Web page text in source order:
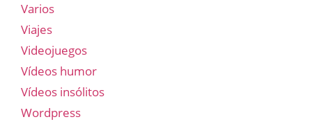
Varios
Viajes
Videojuegos
Vídeos humor
Vídeos insólitos
Wordpress